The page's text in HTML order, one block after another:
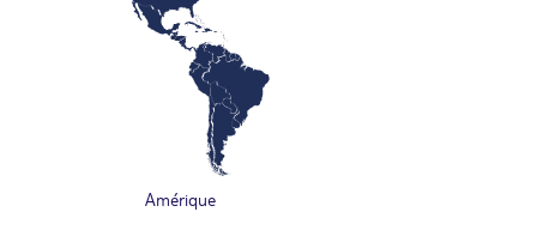
Amérique